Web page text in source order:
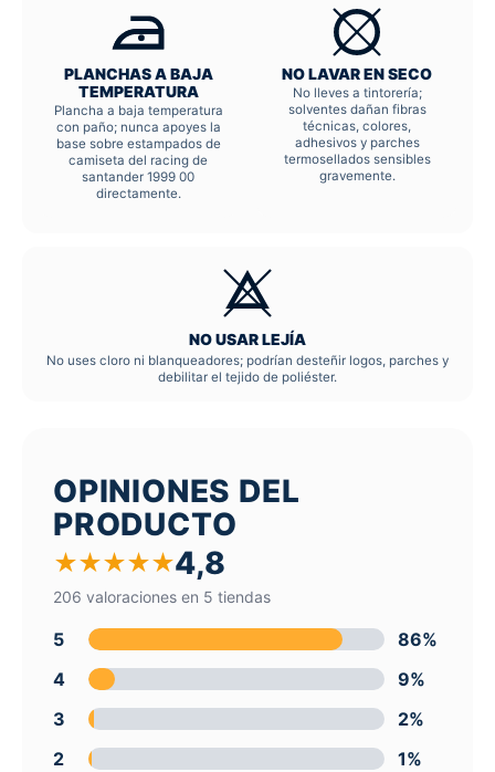
PLANCHAS A BAJA
TEMPERATURA
Plancha a baja temperatura
con paño; nunca apoyes la
base sobre estampados de
camiseta del racing de
santander 1999 00
directamente.
NO LAVAR EN SECO
No lleves a tintorería;
solventes dañan fibras
técnicas, colores,
adhesivos y parches
termosellados sensibles
gravemente.
NO USAR LEJÍA
No uses cloro ni blanqueadores; podrían desteñir logos, parches y
debilitar el tejido de poliéster.
OPINIONES DEL
PRODUCTO
★★★★★4,8
206 valoraciones en 5 tiendas
5
86%
4
9%
3
2%
2
1%